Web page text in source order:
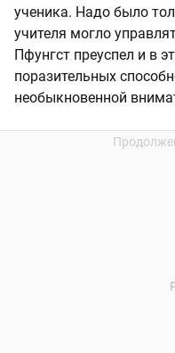
ученика. Надо было
учителя могло
Пфунгст преуспел и в
поразительных
необыкновенной